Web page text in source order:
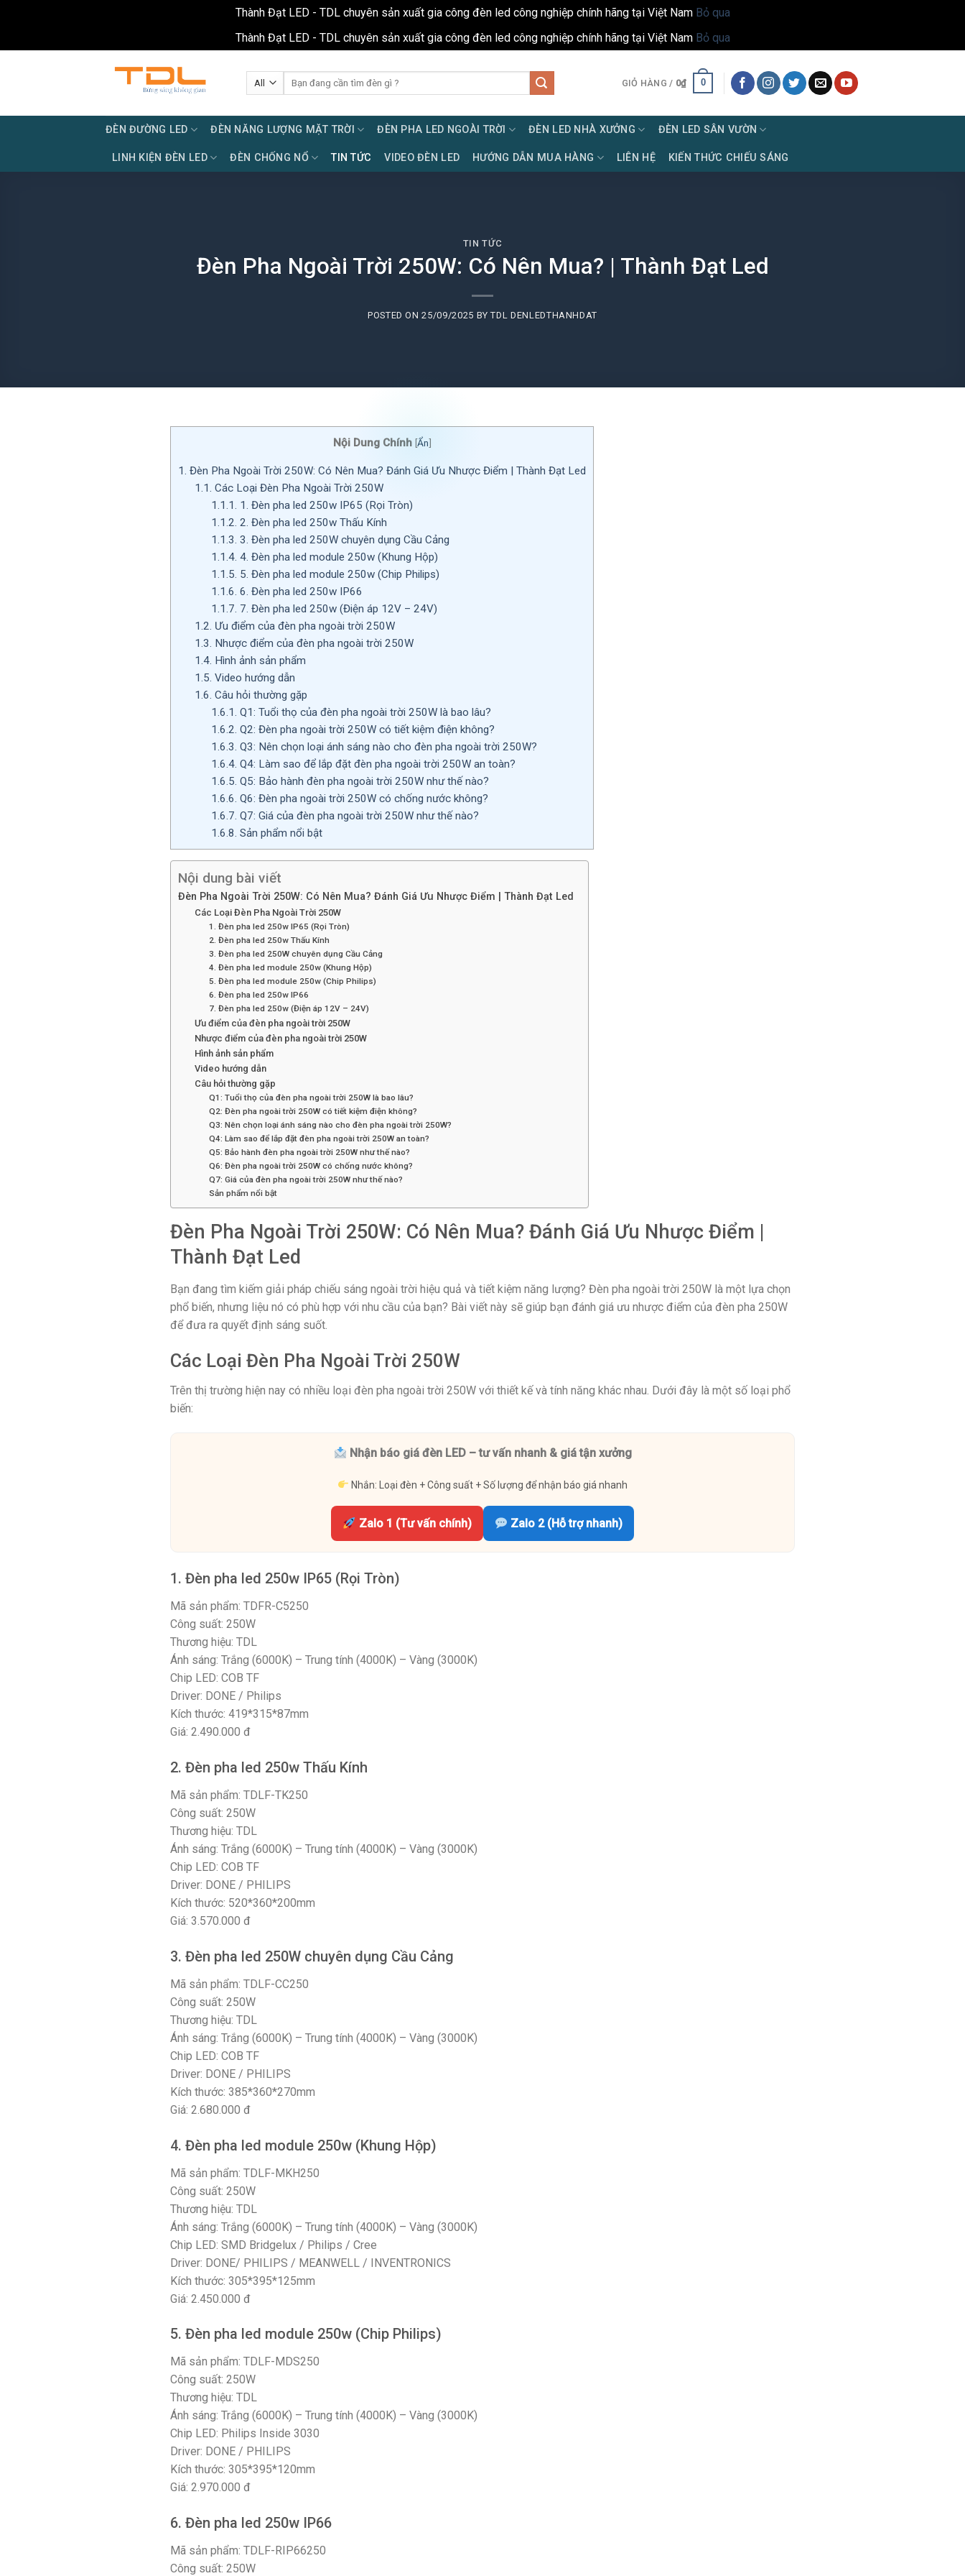
Thành Đạt LED - TDL chuyên sản xuất gia công đèn led công nghiệp chính hãng tại Việt Nam Bỏ qua
Thành Đạt LED - TDL chuyên sản xuất gia công đèn led công nghiệp chính hãng tại Việt Nam Bỏ qua
kiếm:
GIỎ HÀNG / 0₫ 0
ĐÈN ĐƯỜNG LED ĐÈN NĂNG LƯỢNG MẶT TRỜI ĐÈN PHA LED NGOÀI TRỜI ĐÈN LED NHÀ XƯỞNG ĐÈN LED SÂN VƯỜN
LINH KIỆN ĐÈN LED ĐÈN CHỐNG NỔ TIN TỨC VIDEO ĐÈN LED HƯỚNG DẪN MUA HÀNG LIÊN HỆ KIẾN THỨC CHIẾU SÁNG
TIN TỨC
Đèn Pha Ngoài Trời 250W: Có Nên Mua? | Thành Đạt Led
POSTED ON25/09/2025 BYTDL DENLEDTHANHDAT
Nội Dung Chính [Ẩn]
1. Đèn Pha Ngoài Trời 250W: Có Nên Mua? Đánh Giá Ưu Nhược Điểm | Thành Đạt Led
1.1. Các Loại Đèn Pha Ngoài Trời 250W
1.1.1. 1. Đèn pha led 250w IP65 (Rọi Tròn)
1.1.2. 2. Đèn pha led 250w Thấu Kính
1.1.3. 3. Đèn pha led 250W chuyên dụng Cầu Cảng
1.1.4. 4. Đèn pha led module 250w (Khung Hộp)
1.1.5. 5. Đèn pha led module 250w (Chip Philips)
1.1.6. 6. Đèn pha led 250w IP66
1.1.7. 7. Đèn pha led 250w (Điện áp 12V – 24V)
1.2. Ưu điểm của đèn pha ngoài trời 250W
1.3. Nhược điểm của đèn pha ngoài trời 250W
1.4. Hình ảnh sản phẩm
1.5. Video hướng dẫn
1.6. Câu hỏi thường gặp
1.6.1. Q1: Tuổi thọ của đèn pha ngoài trời 250W là bao lâu?
1.6.2. Q2: Đèn pha ngoài trời 250W có tiết kiệm điện không?
1.6.3. Q3: Nên chọn loại ánh sáng nào cho đèn pha ngoài trời 250W?
1.6.4. Q4: Làm sao để lắp đặt đèn pha ngoài trời 250W an toàn?
1.6.5. Q5: Bảo hành đèn pha ngoài trời 250W như thế nào?
1.6.6. Q6: Đèn pha ngoài trời 250W có chống nước không?
1.6.7. Q7: Giá của đèn pha ngoài trời 250W như thế nào?
1.6.8. Sản phẩm nổi bật
Nội dung bài viết
Đèn Pha Ngoài Trời 250W: Có Nên Mua? Đánh Giá Ưu Nhược Điểm | Thành Đạt Led
Các Loại Đèn Pha Ngoài Trời 250W
1. Đèn pha led 250w IP65 (Rọi Tròn)
2. Đèn pha led 250w Thấu Kính
3. Đèn pha led 250W chuyên dụng Cầu Cảng
4. Đèn pha led module 250w (Khung Hộp)
5. Đèn pha led module 250w (Chip Philips)
6. Đèn pha led 250w IP66
7. Đèn pha led 250w (Điện áp 12V – 24V)
Ưu điểm của đèn pha ngoài trời 250W
Nhược điểm của đèn pha ngoài trời 250W
Hình ảnh sản phẩm
Video hướng dẫn
Câu hỏi thường gặp
Q1: Tuổi thọ của đèn pha ngoài trời 250W là bao lâu?
Q2: Đèn pha ngoài trời 250W có tiết kiệm điện không?
Q3: Nên chọn loại ánh sáng nào cho đèn pha ngoài trời 250W?
Q4: Làm sao để lắp đặt đèn pha ngoài trời 250W an toàn?
Q5: Bảo hành đèn pha ngoài trời 250W như thế nào?
Q6: Đèn pha ngoài trời 250W có chống nước không?
Q7: Giá của đèn pha ngoài trời 250W như thế nào?
Sản phẩm nổi bật
Đèn Pha Ngoài Trời 250W: Có Nên Mua? Đánh Giá Ưu Nhược Điểm |
Thành Đạt Led
Bạn đang tìm kiếm giải pháp chiếu sáng ngoài trời hiệu quả và tiết kiệm năng lượng? Đèn pha ngoài trời 250W là một lựa chọn
phổ biến, nhưng liệu nó có phù hợp với nhu cầu của bạn? Bài viết này sẽ giúp bạn đánh giá ưu nhược điểm của đèn pha 250W
để đưa ra quyết định sáng suốt.
Các Loại Đèn Pha Ngoài Trời 250W
Trên thị trường hiện nay có nhiều loại đèn pha ngoài trời 250W với thiết kế và tính năng khác nhau. Dưới đây là một số loại phổ
biến:
Nhận báo giá đèn LED – tư vấn nhanh & giá tận xưởng
Nhắn: Loại đèn + Công suất + Số lượng để nhận báo giá nhanh
Zalo 1 (Tư vấn chính) Zalo 2 (Hỗ trợ nhanh)
1. Đèn pha led 250w IP65 (Rọi Tròn)
Mã sản phẩm: TDFR-C5250
Công suất: 250W
Thương hiệu: TDL
Ánh sáng: Trắng (6000K) – Trung tính (4000K) – Vàng (3000K)
Chip LED: COB TF
Driver: DONE / Philips
Kích thước: 419*315*87mm
Giá: 2.490.000 đ
2. Đèn pha led 250w Thấu Kính
Mã sản phẩm: TDLF-TK250
Công suất: 250W
Thương hiệu: TDL
Ánh sáng: Trắng (6000K) – Trung tính (4000K) – Vàng (3000K)
Chip LED: COB TF
Driver: DONE / PHILIPS
Kích thước: 520*360*200mm
Giá: 3.570.000 đ
3. Đèn pha led 250W chuyên dụng Cầu Cảng
Mã sản phẩm: TDLF-CC250
Công suất: 250W
Thương hiệu: TDL
Ánh sáng: Trắng (6000K) – Trung tính (4000K) – Vàng (3000K)
Chip LED: COB TF
Driver: DONE / PHILIPS
Kích thước: 385*360*270mm
Giá: 2.680.000 đ
4. Đèn pha led module 250w (Khung Hộp)
Mã sản phẩm: TDLF-MKH250
Công suất: 250W
Thương hiệu: TDL
Ánh sáng: Trắng (6000K) – Trung tính (4000K) – Vàng (3000K)
Chip LED: SMD Bridgelux / Philips / Cree
Driver: DONE/ PHILIPS / MEANWELL / INVENTRONICS
Kích thước: 305*395*125mm
Giá: 2.450.000 đ
5. Đèn pha led module 250w (Chip Philips)
Mã sản phẩm: TDLF-MDS250
Công suất: 250W
Thương hiệu: TDL
Ánh sáng: Trắng (6000K) – Trung tính (4000K) – Vàng (3000K)
Chip LED: Philips Inside 3030
Driver: DONE / PHILIPS
Kích thước: 305*395*120mm
Giá: 2.970.000 đ
6. Đèn pha led 250w IP66
Mã sản phẩm: TDLF-RIP66250
Công suất: 250W